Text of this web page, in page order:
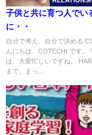
子供と共に育つ人でい
に・・
自分で考え、自分で決める
んにちは、COTECHI です。
は、大変忙しいですね。
まで、まっ...